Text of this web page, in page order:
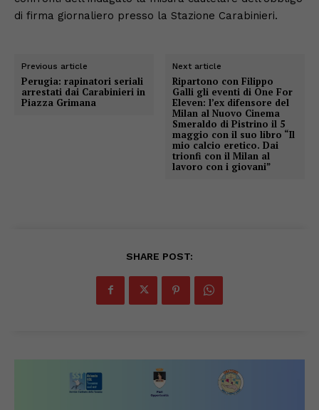
di firma giornaliero presso la Stazione Carabinieri.
Previous article
Perugia: rapinatori seriali
arrestati dai Carabinieri in
Piazza Grimana
Next article
Ripartono con Filippo
Galli gli eventi di One For
Eleven: l’ex difensore del
Milan al Nuovo Cinema
Smeraldo di Pistrino il 5
maggio con il suo libro “Il
mio calcio eretico. Dai
trionfi con il Milan al
lavoro con i giovani”
SHARE POST: